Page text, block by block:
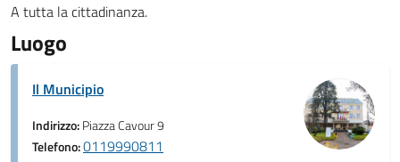
A tutta la cittadinanza.
Luogo
Il Municipio
Indirizzo:Piazza Cavour 9
Telefono:0119990811